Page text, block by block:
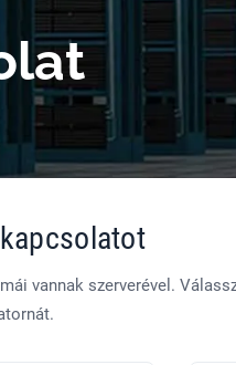
vannak szerverével.